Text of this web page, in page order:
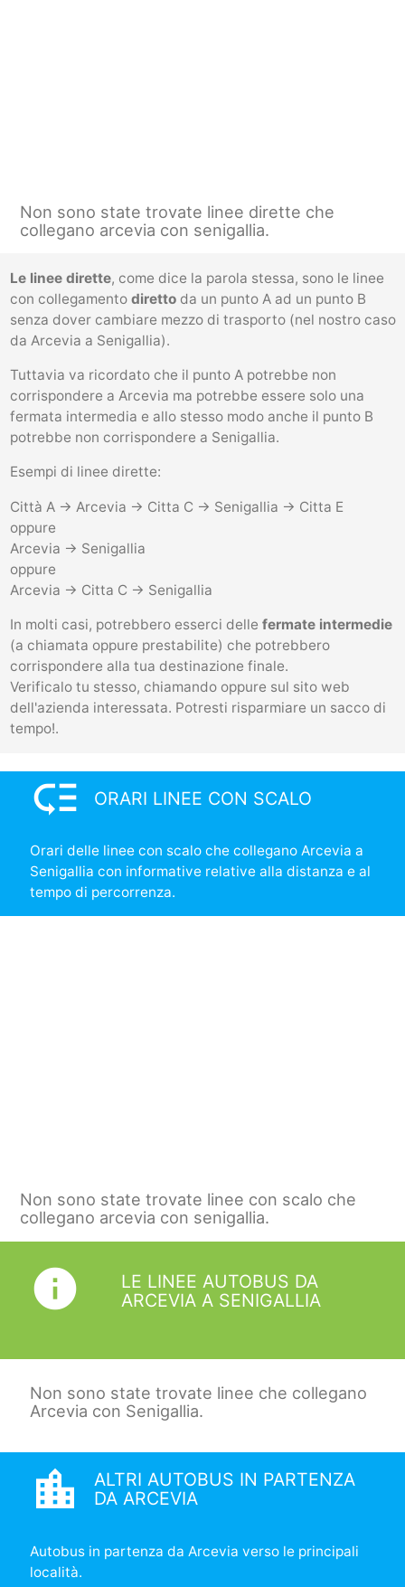
Non sono state trovate linee dirette che
collegano arcevia con senigallia.
Le linee dirette, come dice la parola stessa, sono le linee
con collegamento direttoda un punto A ad un punto B
senza dover cambiare mezzo di trasporto (nel nostro caso
da Arcevia a Senigallia).
Tuttavia va ricordato che il punto A potrebbe non
corrispondere a Arcevia ma potrebbe essere solo una
fermata intermedia e allo stesso modo anche il punto B
potrebbe non corrispondere a Senigallia.
Esempi di linee dirette:
Città A -> Arcevia -> Citta C -> Senigallia -> Citta E
oppure
Arcevia -> Senigallia
oppure
Arcevia -> Citta C -> Senigallia
In molti casi, potrebbero esserci delle fermate intermedie
(a chiamata oppure prestabilite) che potrebbero
corrispondere alla tua destinazione finale.
Verificalo tu stesso, chiamando oppure sul sito web
dell'azienda interessata. Potresti risparmiare un sacco di
tempo!.
low_priority ORARI LINEE CON SCALO
Orari delle linee con scalo che collegano Arcevia a
Senigallia con informative relative alla distanza e al
tempo di percorrenza.
Non sono state trovate linee con scalo che
collegano arcevia con senigallia.
info
LE LINEE AUTOBUS DA
ARCEVIA A SENIGALLIA
Non sono state trovate linee che collegano
Arcevia con Senigallia.
location_city
ALTRI AUTOBUS IN PARTENZA
DA ARCEVIA
Autobus in partenza da Arcevia verso le principali
località.